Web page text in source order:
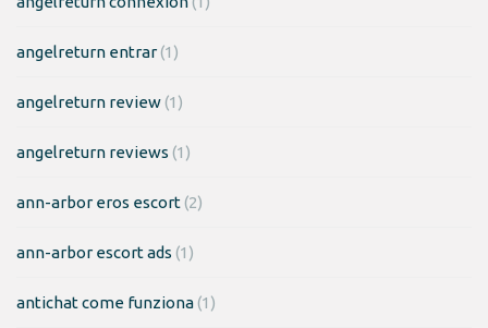
angelreturn entrar(1)
angelreturn review(1)
angelreturn reviews (1)
ann-arbor eros escort(2)
ann-arbor escort ads (1)
antichat come funziona(1)